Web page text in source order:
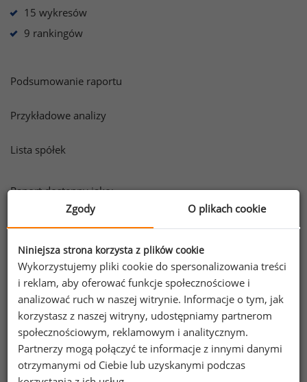
15 wykresów
9 rankingów
Podsumowanie raportu
Przykładowe analizy
Lista spółek
Raport dostępny jako:
Informacje o raporcie
Ogólna charakterystyka raportu
Warunki korzystania z Raportu Płacowego
Informacja dot. przetwarzania danych z
Zgody O plikach cookie
Niniejsza strona korzysta z plików cookie
Wykorzystujemy pliki cookie do spersonalizowania treści
i reklam, aby oferować funkcje społecznościowe i
analizować ruch w naszej witrynie. Informacje o tym, jak
korzystasz z naszej witryny, udostępniamy partnerom
społecznościowym, reklamowym i analitycznym.
Partnerzy mogą połączyć te informacje z innymi danymi
otrzymanymi od Ciebie lub uzyskanymi podczas